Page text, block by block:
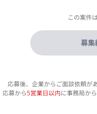
この案件
募集
応募後、企業からご面談依頼が
応募から5営業日以内に事務局か